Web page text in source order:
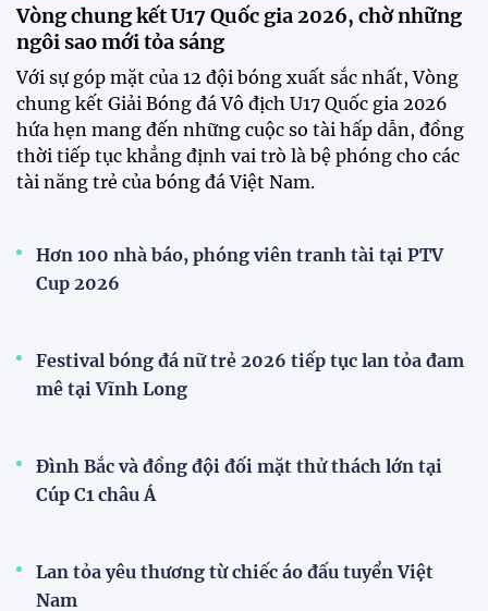
Nam
Đình Bắc cùng dàn sao CAHN "thắng lớn" tại
V.League Awards 2026
Loạt cầu thủ U19 Việt Nam thi tốt nghiệp THPT
Đình Bắc cùng dàn sao CAHN "thắng lớn" tại